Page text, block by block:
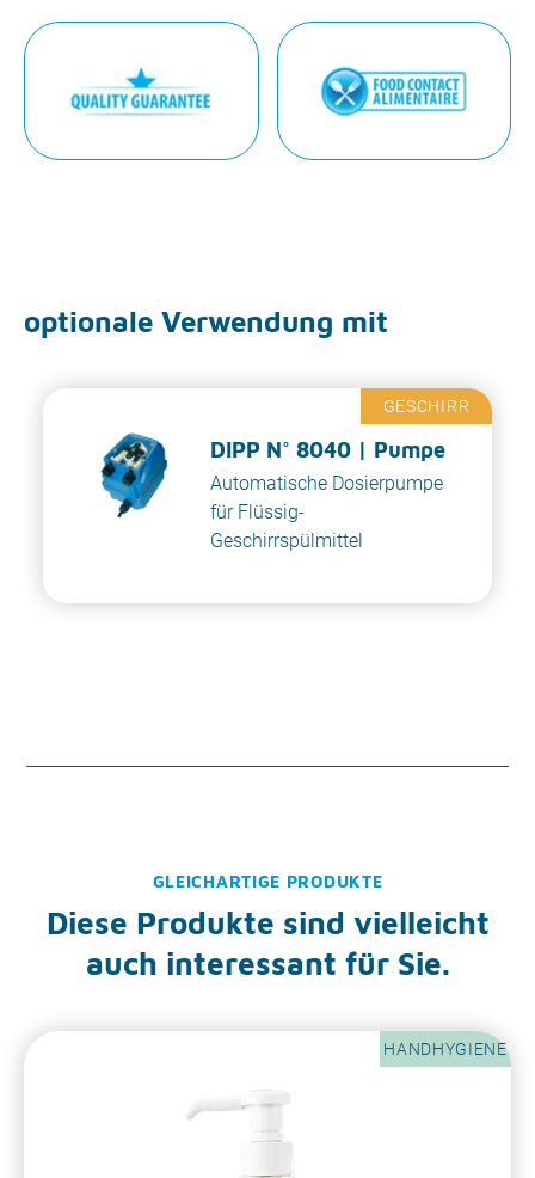
optionale Verwendung mit
GESCHIRR
DIPP N° 8040 | Pumpe
Automatische Dosierpumpe
für Flüssig-
Geschirrspülmittel
GLEICHARTIGE PRODUKTE
Diese Produkte sind vielleicht
auch interessant für Sie.
HANDHYGIENE